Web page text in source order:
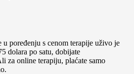
u poređenju s cenom terapije uživo je
dolara po satu, dobijate
za online terapiju, plaćate samo